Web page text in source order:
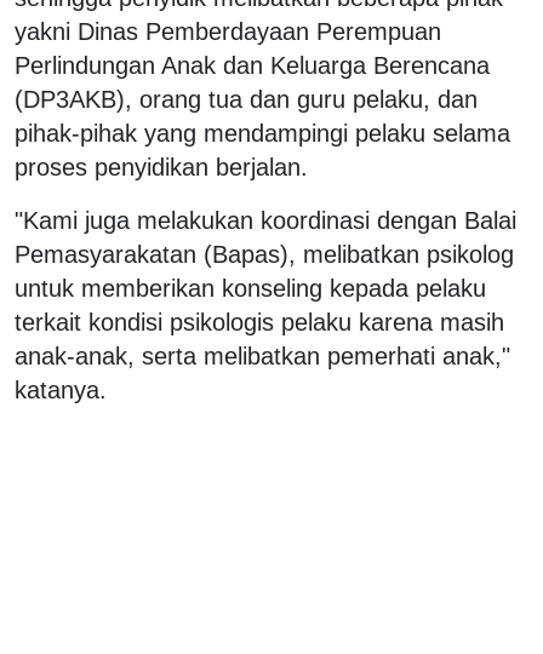
yakni Dinas Pemberdayaan Perempuan
Perlindungan Anak dan Keluarga Berencana
(DP3AKB), orang tua dan guru pelaku, dan
pihak-pihak yang mendampingi pelaku selama
proses penyidikan berjalan.
"Kami juga melakukan koordinasi dengan Balai
Pemasyarakatan (Bapas), melibatkan psikolog
untuk memberikan konseling kepada pelaku
terkait kondisi psikologis pelaku karena masih
anak-anak, serta melibatkan pemerhati anak,"
katanya.